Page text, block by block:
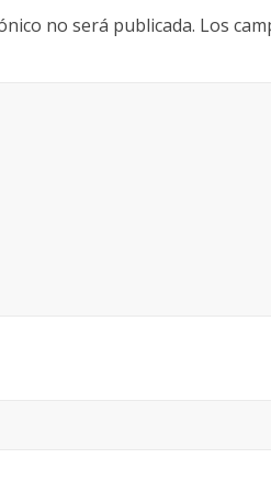
no será publicada. Los